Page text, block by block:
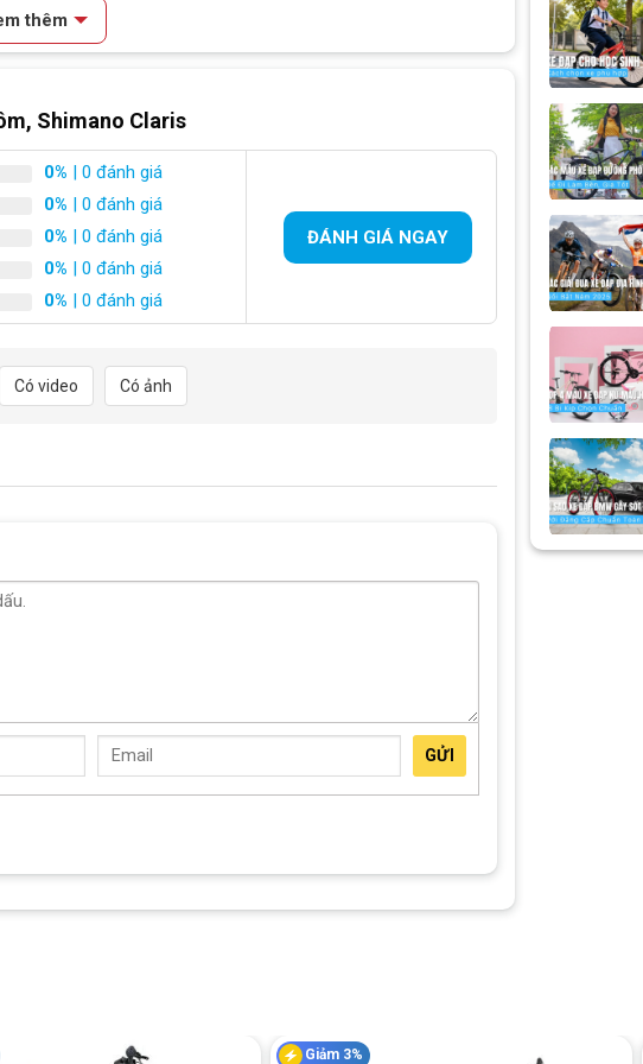
Cat chắc chắn, bền bỉ
lại sự an toàn trong suốt chuyến đi. Loại phanh này có ưu
thêm
Shimano Claris
0% | 0 đánh giá
0% | 0 đánh giá
0% | 0 đánh giá
0% | 0 đánh giá
0% | 0 đánh giá
ĐÁNH GIÁ NGAY
Có video Có ảnh
GỬI
Tăng tốc
đĩa)
Tăng tốc
Đùi đĩa
Dĩa
Líp
Sên (xích)
Kích thước
Yên
Cọc/cốt
Lưu ý
Giảm 3%